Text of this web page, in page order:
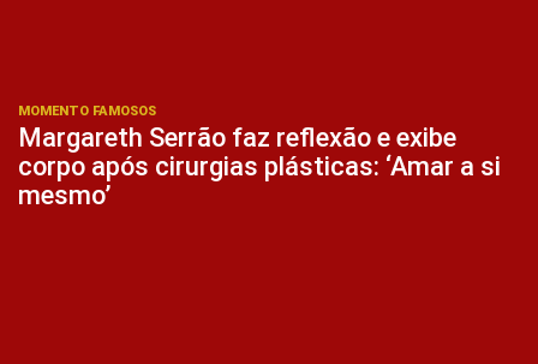
MOMENTO FAMOSOS
Margareth Serrão faz reflexão e exibe
corpo após cirurgias plásticas: ‘Amar a si
mesmo’